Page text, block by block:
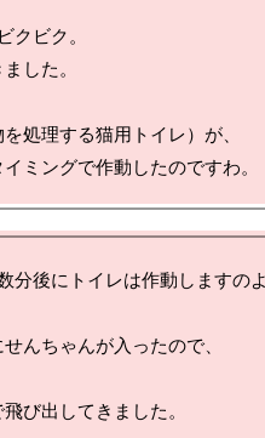
クビク。
した。
処理する猫用トイレ）が、
分後にトイレは作動しますの
んちゃんが入ったので、
び出してきました。